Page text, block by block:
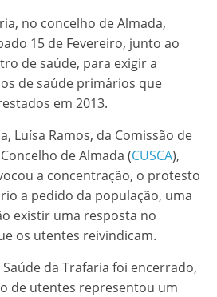
no concelho de Almada,
15 de Fevereiro, junto ao
de saúde, para exigir a
de saúde primários que
em 2013.
Luísa Ramos, da Comissão de
de Almada (CUSCA),
a concentração, o protesto
a pedido da população, uma
existir uma resposta no
os utentes reivindicam.
da Trafaria foi encerrado,
de utentes representou um